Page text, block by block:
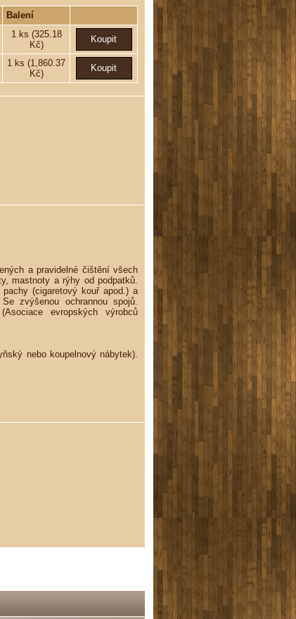
Balení
1 ks (325.18
Kč)
1 ks (1,860.37
Kč)
a pravidelné čištění všech
mastnoty a rýhy od podpatků.
(cigaretový kouř apod.) a
zvýšenou ochrannou spojů.
evropských výrobců
nebo koupelnový nábytek).